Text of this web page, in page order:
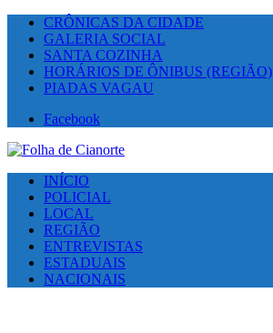
CRÔNICAS DA CIDADE
GALERIA SOCIAL
SANTA COZINHA
HORÁRIOS DE ÔNIBUS (REGIÃO)
PIADAS VAGAU
Facebook
INÍCIO
POLICIAL
LOCAL
REGIÃO
ENTREVISTAS
ESTADUAIS
NACIONAIS